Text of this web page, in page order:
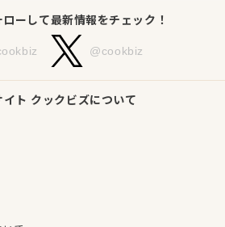
ーして最新情報をチェック！
@cookbiz
ト クックビズについて